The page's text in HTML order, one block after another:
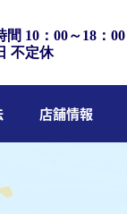
間 10：00～18：00
不定休
店舗情報